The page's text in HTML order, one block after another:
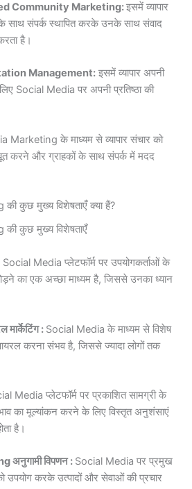
Community Marketing:इसमें व्यापार
साथ संपर्क स्थापित करके उनके साथ संवाद
है।
Management: इसमें व्यापार अपनी
Social Media पर अपनी प्रतिष्ठा की
Marketing के माध्यम से व्यापार संचार को
करने और ग्राहकों के साथ संपर्क में मदद
कुछ मुख्य विशेषताएँ क्या हैं?
कुछ मुख्य विशेषताएँ
Social Media प्लेटफॉर्म पर उपयोगकर्ताओं के
का एक अच्छा माध्यम है, जिससे उनका ध्यान
: Social Media के माध्यम से विशेष
करना संभव है, जिससे ज्यादा लोगों तक
Media प्लेटफॉर्म पर प्रकाशित सामग्री के
का मूल्यांकन करने के लिए विस्तृत अनुशंसाएं
है।
विपणन : Social Media पर प्रमुख
को उपयोग करके उत्पादों और सेवाओं की प्रचार